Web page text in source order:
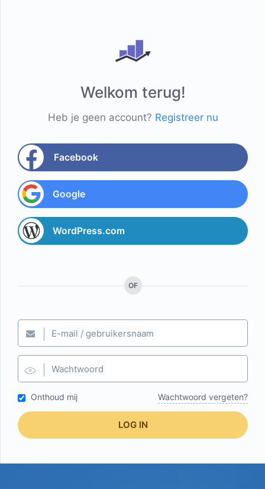
Welkom terug!
Heb je geen account? Registreer nu
Facebook
Google
WordPress.com
OF
E-mail / gebruikersnaam
Wachtwoord
Onthoud mij Wachtwoord vergeten?
LOG IN